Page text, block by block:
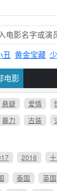
丑 黄金宝藏
电影
悬疑 爱情
暴力 古装
2016
泰国 英国